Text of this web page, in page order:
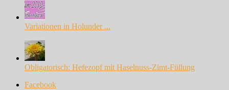
Variationen in Holunder ...
Obligatorisch: Hefezopf mit Haselnuss-Zimt-Füllung
Facebook